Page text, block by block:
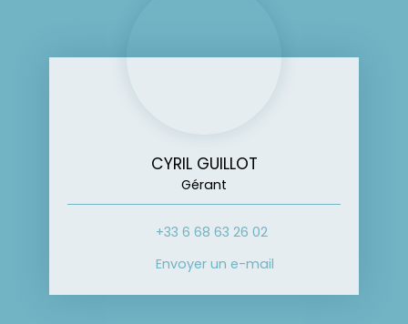
CYRIL GUILLOT
Gérant
+33 6 68 63 26 02
Envoyer un e-mail